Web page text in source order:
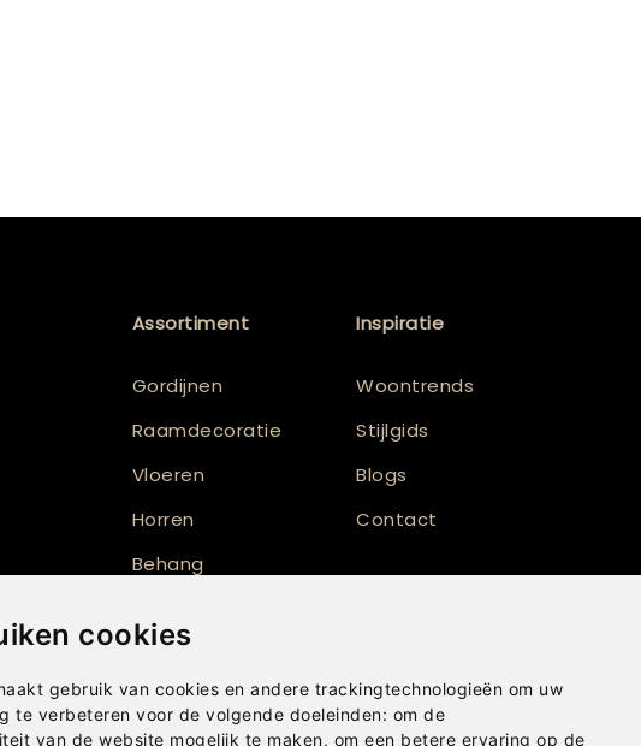
cookies
gebruik van cookies en andere trackingtechnologieën om uw
te verbeteren voor de volgende doeleinden: om de
van de website mogelijk te maken, om een betere ervaring op de
Assortiment
Gordijnen
Raamdecoratie
Vloeren
Horren
Behang
Shutters
Inspiratie
Woontrends
Stijlgids
Blogs
Contact